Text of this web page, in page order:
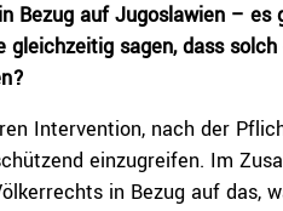
Bezug auf Jugoslawien – es
sagen, dass solch
Intervention, nach der
einzugreifen. Im
in Bezug auf das,